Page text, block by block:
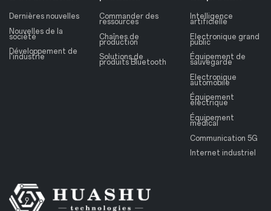
Dernières nouvelles
Nouvelles de la
société
Développement de
l'industrie
Commander des
ressources
Chaînes de
production
Solutions de
produits Bluetooth
Intelligence
artificielle
Electronique grand
public
Équipement de
sauvegarde
Electronique
automobile
Équipement
électrique
Équipement
médical
Communication 5G
Internet industriel